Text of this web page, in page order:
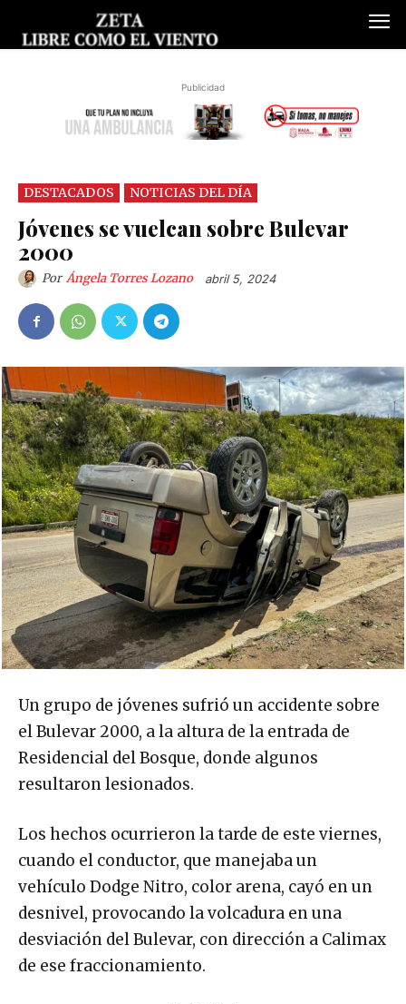
Publicidad
DESTACADOS NOTICIAS DEL DÍA
Jóvenes se vuelcan sobre Bulevar
2000
Por Ángela Torres Lozano abril 5, 2024
Un grupo de jóvenes sufrió un accidente sobre
el Bulevar 2000, a la altura de la entrada de
Residencial del Bosque, donde algunos
resultaron lesionados.
Los hechos ocurrieron la tarde de este viernes,
cuando el conductor, que manejaba un
vehículo Dodge Nitro, color arena, cayó en un
desnivel, provocando la volcadura en una
desviación del Bulevar, con dirección a Calimax
de ese fraccionamiento.